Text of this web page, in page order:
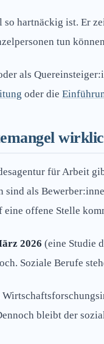
hartnäckig ist. Er
tun
als
oder die
für Arbeit
als
offene Stelle
2026 (eine Studie
Soziale Berufe
bleibt der